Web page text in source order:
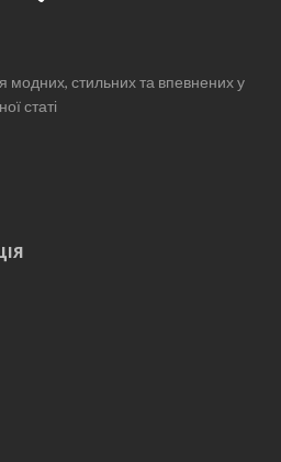
стильних та впевнених у
статі